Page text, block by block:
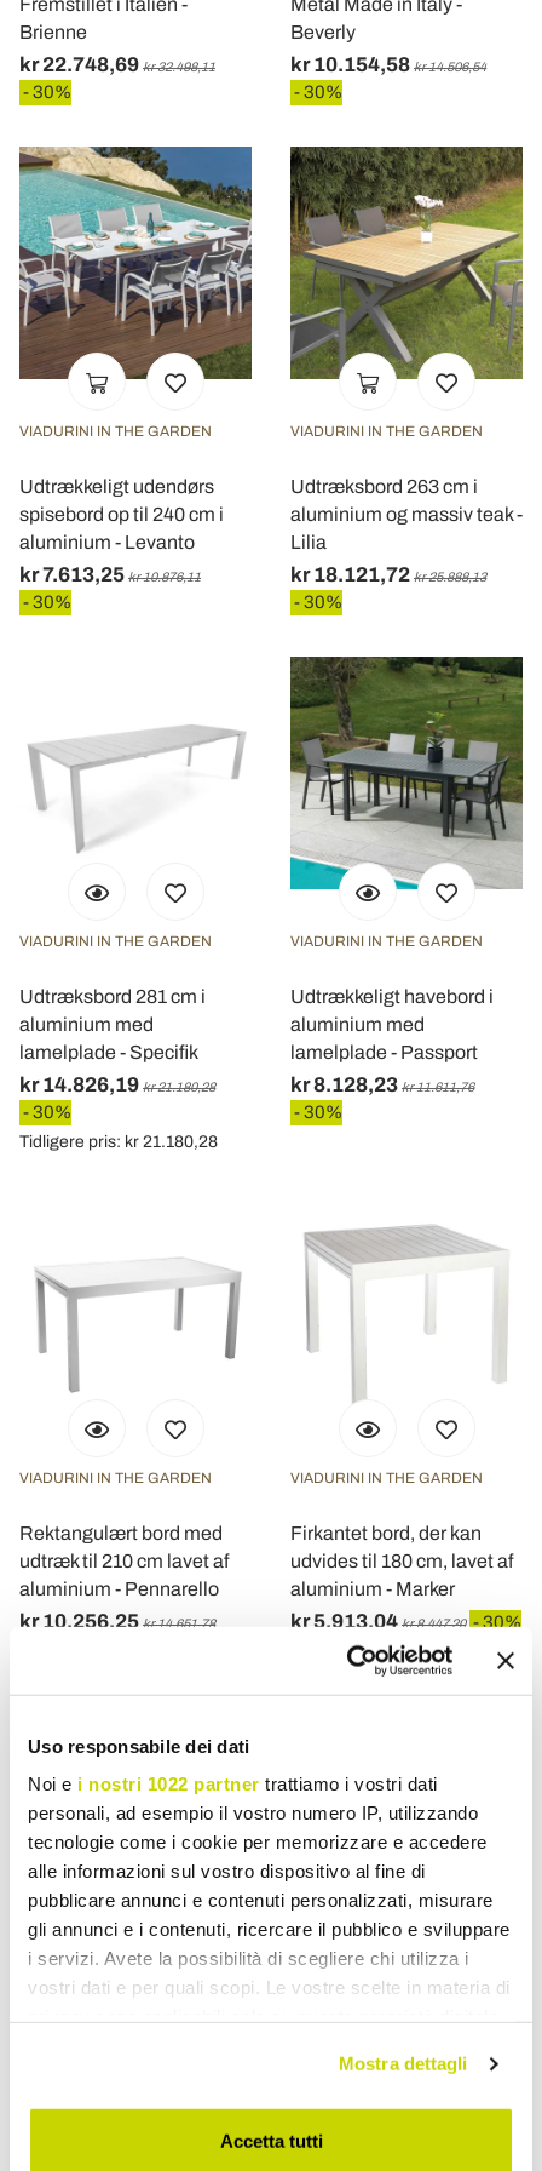
Uso responsabile dei dati
Noi e i nostri 1022 partner trattiamo i vostri dati
personali, ad esempio il vostro numero IP, utilizzando
tecnologie come i cookie per memorizzare e accedere
alle informazioni sul vostro dispositivo al fine di
pubblicare annunci e contenuti personalizzati, misurare
gli annunci e i contenuti, ricercare il pubblico e sviluppare
i servizi. Avete la possibilità di scegliere chi utilizza i
vostri dati e per quali scopi. Le vostre scelte in materia di
modificare o revocare il proprio consenso in qualsiasi
momento dalla Dichiarazione sui cookie o facendo clic
sull'icona di attivazione della privacy.
Mostra dettagli
Accetta tutti
Brienne
kr 22.748,69 kr 32.498,11
- 30%
Beverly
kr 10.154,58 kr 14.506,54
- 30%
VIADURINI IN THE GARDEN
Udtrækkeligt udendørs
spisebord op til 240 cm i
aluminium - Levanto
kr 7.613,25 kr 10.876,11
- 30%
VIADURINI IN THE GARDEN
Udtræksbord 263 cm i
aluminium og massiv teak -
Lilia
kr 18.121,72 kr 25.888,13
- 30%
VIADURINI IN THE GARDEN
Udtræksbord 281 cm i
aluminium med
lamelplade - Specifik
kr 14.826,19 kr 21.180,28
- 30%
Tidligere pris: kr 21.180,28
VIADURINI IN THE GARDEN
Udtrækkeligt havebord i
aluminium med
lamelplade - Passport
kr 8.128,23 kr 11.611,76
- 30%
VIADURINI IN THE GARDEN
Rektangulært bord med
udtræk til 210 cm lavet af
aluminium - Pennarello
kr 10.256,25 kr 14.651,78
VIADURINI IN THE GARDEN
Firkantet bord, der kan
udvides til 180 cm, lavet af
aluminium - Marker
kr 5.913,04 kr 8.447,20 - 30%
VIADURINI IN THE GARDEN VIADURINI IN THE GARDEN
aluminium med HPL-top -
kr 17.355,41